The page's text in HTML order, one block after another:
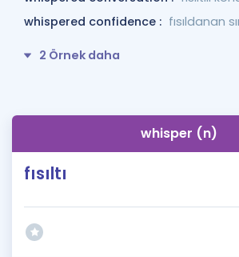
whispered confidence : fısıldanan
2 Örnek daha
whisper (n)
fısıltı